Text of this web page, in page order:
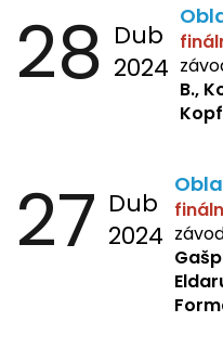
28 Dub
2024
B.,
27 Dub
2024